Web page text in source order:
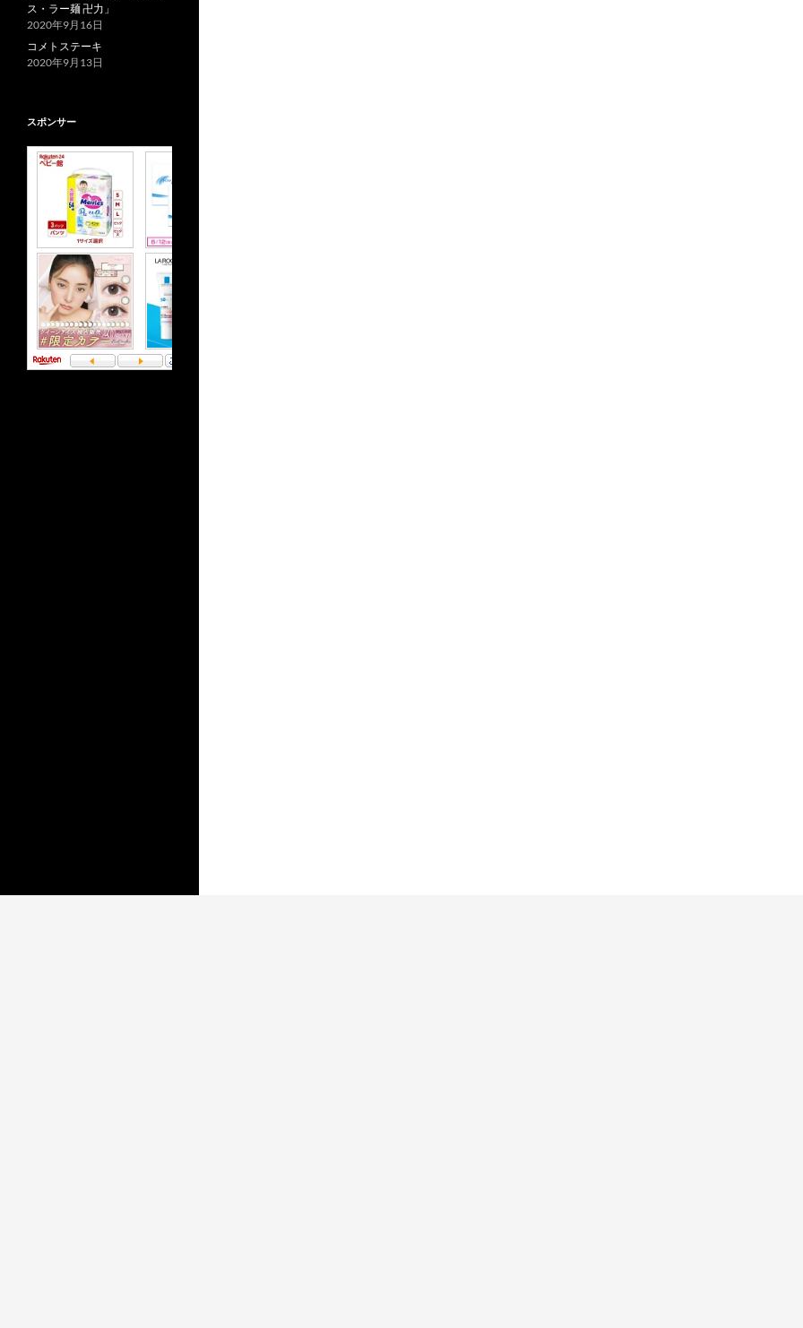
ス・ラー麺 卍力」
2020年9月16日
コメトステーキ
2020年9月13日
スポンサー